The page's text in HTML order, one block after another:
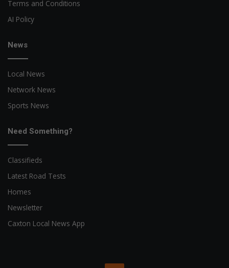
Terms and Conditions
AI Policy
News
Local News
Network News
Sports News
Need Something?
Classifieds
Latest Road Tests
Homes
Newsletter
Caxton Local News App